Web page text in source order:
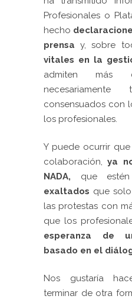
Profesionales o
hecho
prensa y, sobre
vitales en la
admiten más
consensuados con
los profesionales.
Y puede ocurrir
colaboración, ya
NADA, que
exaltados que
las protestas con
que los
esperanza de
basado en el
Nos gustaría
terminar de otra